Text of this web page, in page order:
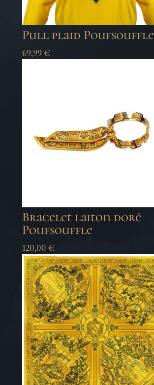
Pull plaid Poufsouffle
69,99 €
Bracelet laiton doré
Poufsouffle
120,00 €